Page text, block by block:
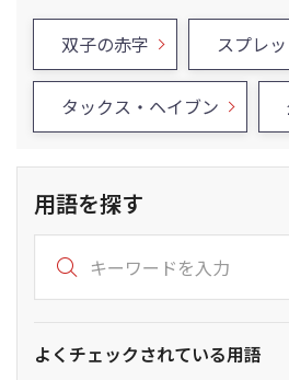
双子の赤字 スプレ
タックス・ヘイブン
用語を探す
よくチェックされている用語